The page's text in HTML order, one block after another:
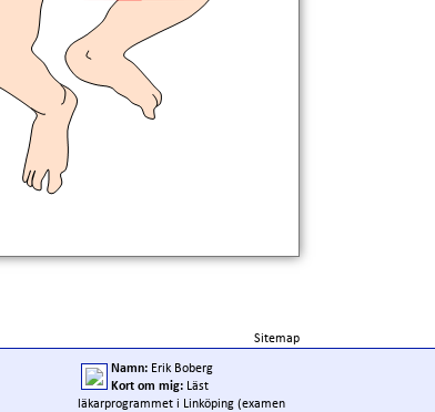
Sitemap
Namn: Erik Boberg
Kort om mig: Läst
läkarprogrammet i Linköping (examen